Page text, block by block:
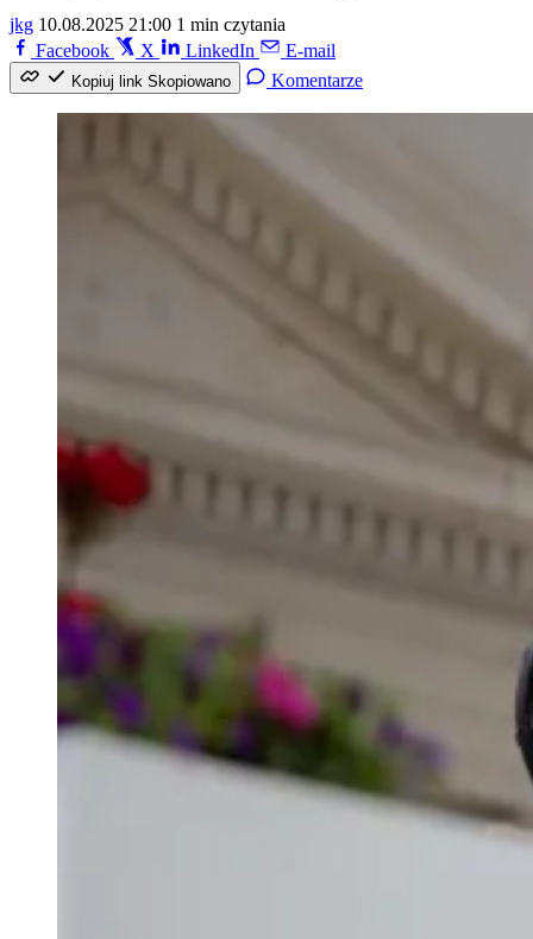
jkg 10.08.2025 21:00 1 min czytania
Facebook
X LinkedIn E-mail
Kopiuj link Skopiowano Komentarze